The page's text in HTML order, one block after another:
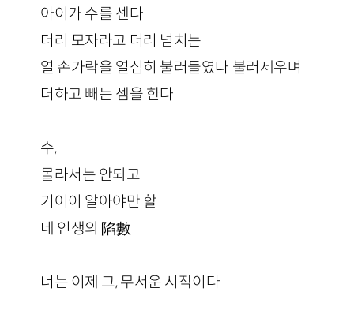
아이가 수를 센다
더러 모자라고 더러 넘치는
열 손가락을 열심히 불러들였다 불러세우며
더하고 빼는 셈을 한다
수,
몰라서는 안되고
기어이 알아야만 할
네 인생의 陷數
너는 이제 그, 무서운 시작이다